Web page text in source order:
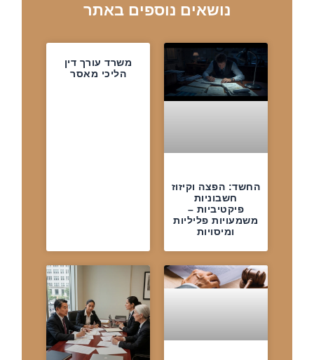
נושאים נוספים באתר
החשד: הפצה וקיזוז
חשבוניות
פיקטיביות –
משמעויות פליליות
ומיסויות
משרד עורך דין
הליכי מאסר